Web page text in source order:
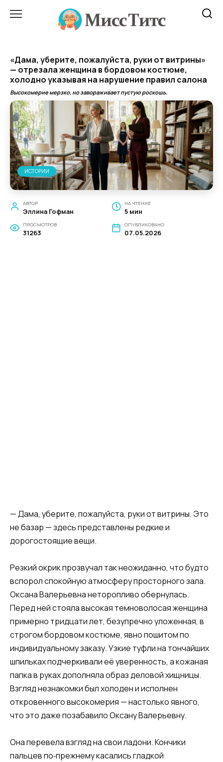
«Дама, уберите, пожалуйста, руки от витрины»
— отрезала женщина в бордовом костюме,
холодно указывая на нарушение правил салона
Высокомерие мерзко, но завораживает пустую роскошь.
ИСТОРИИ
АВТОР
Эллина Гофман
НА ЧТЕНИЕ
5 мин
ПРОСМОТРОВ
31263
ОПУБЛИКОВАНО
07.05.2026
— Дама, уберите, пожалуйста, руки от витрины. Это
не базар — здесь представлены редкие и
дорогостоящие вещи.
Резкий окрик прозвучал так неожиданно, что будто
вспорол спокойную атмосферу просторного зала.
Оксана Валерьевна неторопливо обернулась.
Перед ней стояла высокая темноволосая женщина
примерно тридцати лет, безупречно уложенная, в
строгом бордовом костюме, явно пошитом по
индивидуальному заказу. Узкие туфли на тончайших
шпильках подчеркивали её уверенность, а кожаная
папка в руках дополняла образ деловой хищницы.
Взгляд незнакомки был холоден и исполнен
откровенного высокомерия — настолько явного,
что это даже позабавило Оксану Валерьевну.
Она перевела взгляд на свои ладони. Кончики
пальцев по‑прежнему касались гладкой